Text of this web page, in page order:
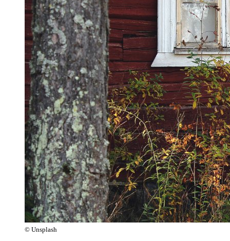
© Unsplash